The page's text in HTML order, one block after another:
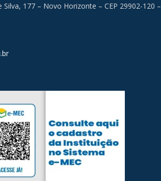
Silva, 177 – Novo Horizonte – CEP 29902-120 –